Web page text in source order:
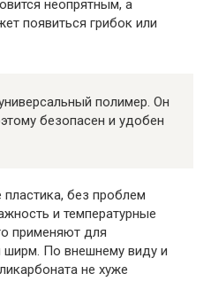
неопрятным, а
появиться грибок или
полимер. Он
безопасен и удобен
пластика, без проблем
и температурные
применяют для
ширм. По внешнему виду и
не хуже